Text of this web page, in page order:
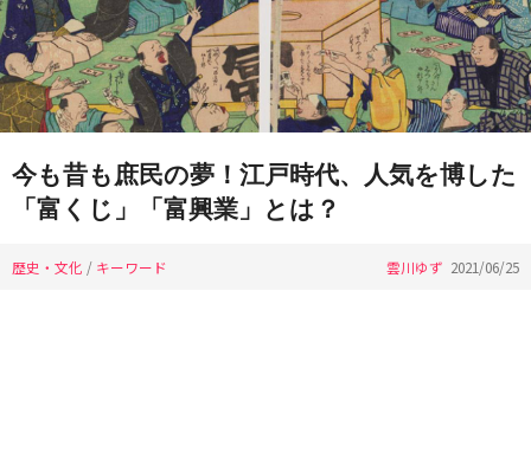
今も昔も庶民の夢！江戸時代、人気を博した
「富くじ」「富興業」とは？
歴史・文化 / キーワード 雲川ゆず 2021/06/25